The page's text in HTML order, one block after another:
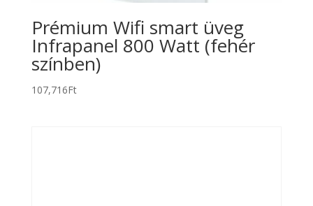
Prémium Wifi smart üveg
Infrapanel 800 Watt (fehér
színben)
107,716Ft